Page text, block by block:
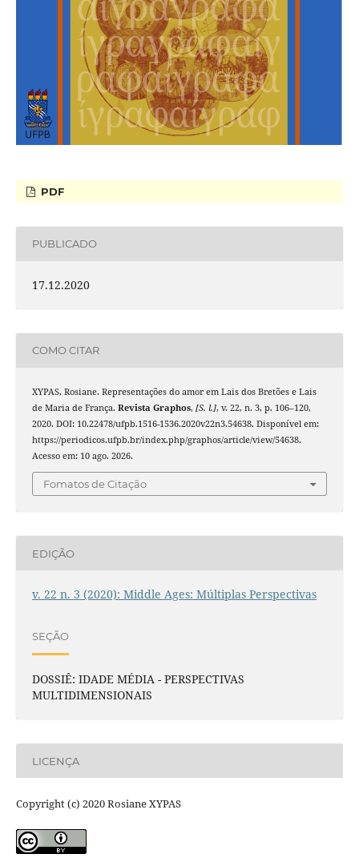
PDF
PUBLICADO
17.12.2020
COMO CITAR
XYPAS, Rosiane. Representações do amor em Lais dos Bretões e Lais
de Maria de França. Revista Graphos, [S. l.], v. 22, n. 3, p. 106–120,
2020. DOI: 10.22478/ufpb.1516-1536.2020v22n3.54638. Disponível em:
https://periodicos.ufpb.br/index.php/graphos/article/view/54638.
Acesso em: 10 ago. 2026.
Fomatos de Citação
EDIÇÃO
v. 22 n. 3 (2020): Middle Ages: Múltiplas Perspectivas
SEÇÃO
DOSSIÊ: IDADE MÉDIA - PERSPECTIVAS
MULTIDIMENSIONAIS
LICENÇA
Copyright (c) 2020 Rosiane XYPAS